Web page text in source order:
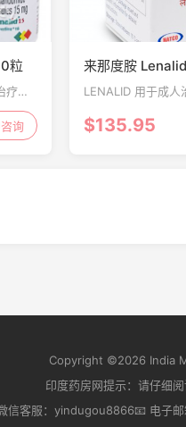
粒
疗：
合症
）
询
来那度胺
LENALID 用于成人
瘤，骨髓增生异常
套细胞淋巴瘤（
$135.95
Copyright ©2026 India
印度药房网提示：请仔细
信客服：yindugou8866📧 电子